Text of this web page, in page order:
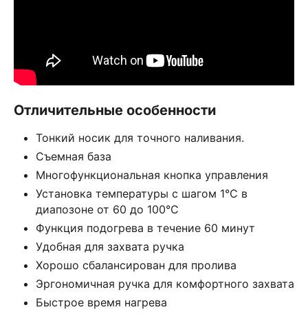
Отличительные особенности
Тонкий носик для точного наливания.
Съемная база
Многофункциональная кнопка управления
Установка температуры с шагом 1°C в
диапозоне от 60 до 100°C
Функция подогрева в течение 60 минут
Удобная для захвата ручка
Хорошо сбалансирован для пролива
Эргономичная ручка для комфортного захвата
Быстрое время нагрева